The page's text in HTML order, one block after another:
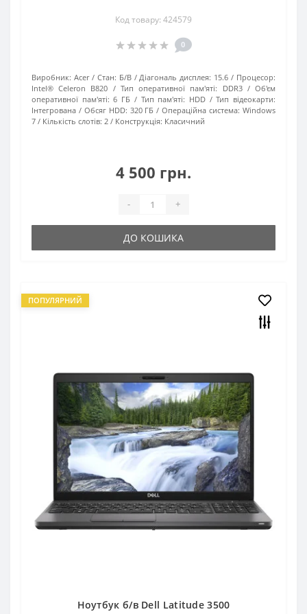
Код товару: 424579
0
Виробник: Acer Стан: Б/В Діагональ дисплея: 15.6
Процесор:
Intel® Celeron B820
Тип оперативної пам'яті: DDR3
Об'єм
оперативної пам'яті: 6 ГБ Тип пам'яті: HDD
Тип відеокарти:
Інтегрована
Обсяг HDD: 320 ГБ Операційна система: Windows
7
Кількість слотів: 2 Конструкція: Класичний
4 500 грн.
- +
ДО КОШИКА
ПОПУЛЯРНИЙ
Ноутбук б/в Dell Latitude 3500